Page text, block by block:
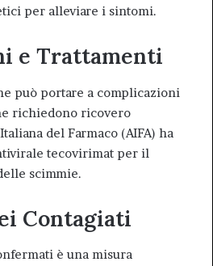
per alleviare i sintomi.
e Trattamenti
può portare a complicazioni
richiedono ricovero
del Farmaco (AIFA) ha
tecovirimat per il
scimmie.
Contagiati
è una misura